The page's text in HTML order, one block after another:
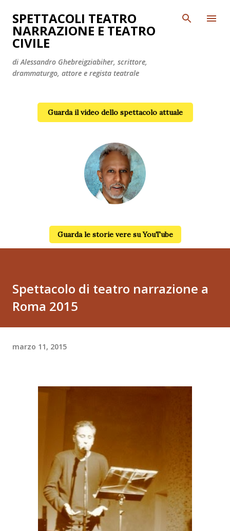
Passa ai contenuti principali
SPETTACOLI TEATRO
NARRAZIONE E TEATRO
CIVILE
di Alessandro Ghebreigziabiher, scrittore,
drammaturgo, attore e regista teatrale
Guarda il video dello spettacolo attuale
Guarda le storie vere su YouTube
Spettacolo di teatro narrazione a
Roma 2015
marzo 11, 2015